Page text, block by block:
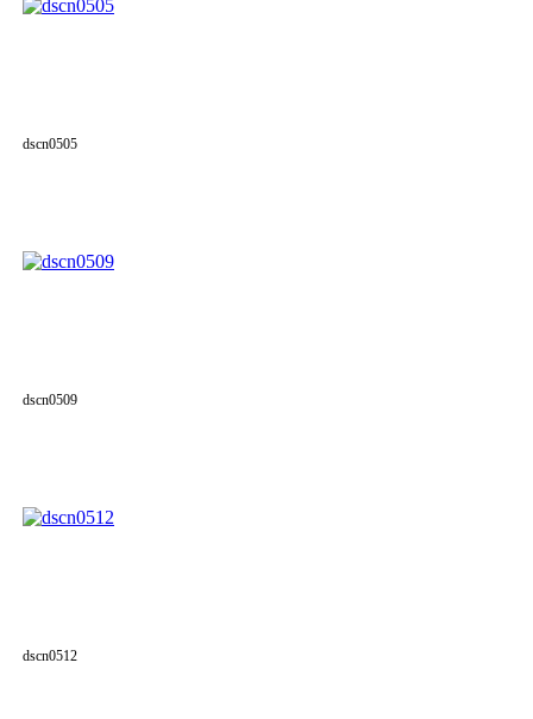
dscn0505
dscn0509
dscn0512